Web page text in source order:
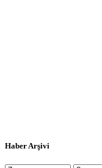
Haber Arşivi